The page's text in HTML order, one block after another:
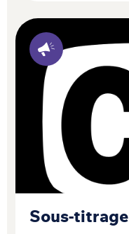
Sous-titrage